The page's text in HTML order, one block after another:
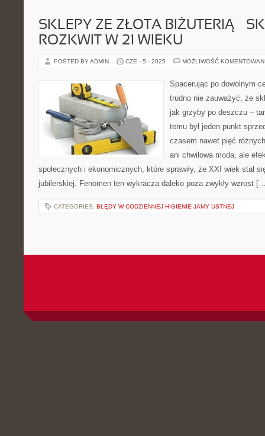
SKLEPY ZE ZŁOTA BIŻUTERIĄ –
ROZKWIT W 21 WIEKU
POSTED BY ADMIN CZE - 5 - 2025 MOŻLIWOŚĆ
Spacerując po dowolnym
trudno nie zauważyć, że
jak grzyby po deszczu –
temu był jeden punkt
czasem nawet pięć
ani chwilowa moda, ale
społecznych i ekonomicznych, które sprawiły, że XXI wiek stał
jubilerskiej. Fenomen ten wykracza daleko poza zwykły wzrost
CATEGORIES: BŁĘDY W CODZIENNEJ HIGIENIE JAMY USTNEJ